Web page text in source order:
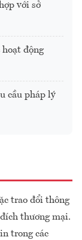
với sở
hoạt động
cầu pháp lý
trao đổi thông
thương mại.
trong các